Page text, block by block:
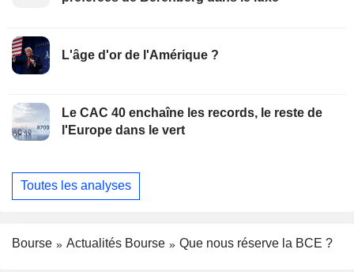
L'âge d'or de l'Amérique ?
Le CAC 40 enchaîne les records, le reste de
l'Europe dans le vert
Toutes les analyses
Bourse Actualités Bourse Que nous réserve la BCE ?